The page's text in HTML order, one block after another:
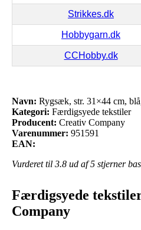
Strikkes.dk
Hobbygarn.dk
CCHobby.dk
Navn: Rygsæk, str. 31×44 cm,
Kategori: Færdigsyede tekstiler
Producent: Creativ Company
Varenummer: 951591
EAN:
Vurderet til 3.8 ud af 5 stjerner
Færdigsyede
Company